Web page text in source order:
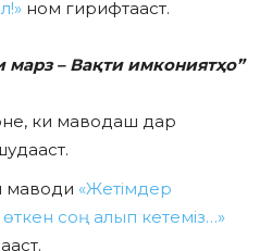
ном гирифтааст.
– Вақти имкониятҳо”
ки маводаш дар
маводи «Жетімдер
соң алып кетеміз…»